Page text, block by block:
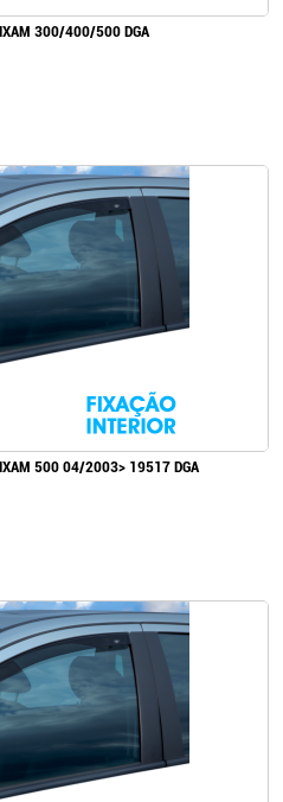
300/400/500 DGA
500 04/2003> 19517 DGA